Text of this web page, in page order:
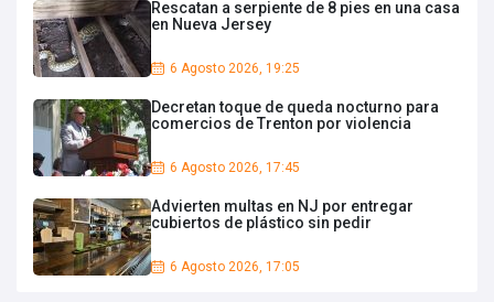
Rescatan a serpiente de 8 pies en una casa
en Nueva Jersey
6 Agosto 2026, 19:25
Decretan toque de queda nocturno para
comercios de Trenton por violencia
6 Agosto 2026, 17:45
Advierten multas en NJ por entregar
cubiertos de plástico sin pedir
6 Agosto 2026, 17:05